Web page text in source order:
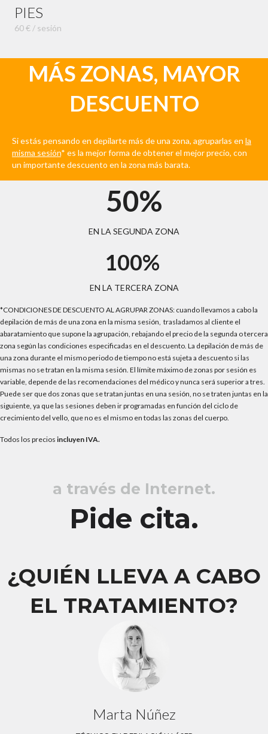
PIES
60 € / sesión
MÁS ZONAS, MAYOR
DESCUENTO
Si estás pensando en depilarte más de una zona, agruparlas en la
misma sesión* es la mejor forma de obtener el mejor precio, con
un importante descuento en la zona más barata.
50%
EN LA SEGUNDA ZONA
100%
EN LA TERCERA ZONA
*CONDICIONES DE DESCUENTO AL AGRUPAR ZONAS: cuando llevamos a cabo la
depilación de más de una zona en la misma sesión, trasladamos al cliente el
abaratamiento que supone la agrupación, rebajando el precio de la segunda o tercera
zona según las condiciones especificadas en el descuento. La depilación de más de
una zona durante el mismo periodo de tiempo no está sujeta a descuento si las
mismas no se tratan en la misma sesión. El límite máximo de zonas por sesión es
variable, depende de las recomendaciones del médico y nunca será superior a tres.
Puede ser que dos zonas que se tratan juntas en una sesión, no se traten juntas en la
siguiente, ya que las sesiones deben ir programadas en función del ciclo de
crecimiento del vello, que no es el mismo en todas las zonas del cuerpo.
Todos los precios incluyen IVA.
a través de Internet.
Pide cita.
¿QUIÉN LLEVA A CABO
EL TRATAMIENTO?
Marta Núñez